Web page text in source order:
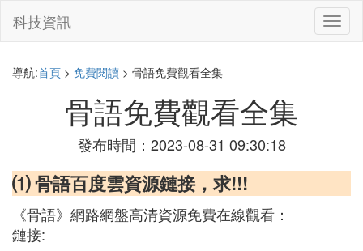
切
換
科技資訊
導航:首頁 > 免費閱讀 > 骨語免費觀看全集
骨語免費觀看全集
發布時間：2023-08-31 09:30:18
⑴ 骨語百度雲資源鏈接，求!!!
《骨語》網路網盤高清資源免費在線觀看：
鏈接: